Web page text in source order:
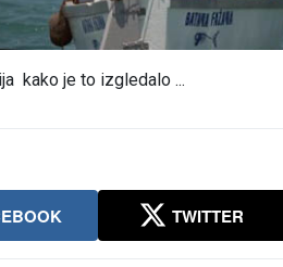
kako je to izgledalo ...
TWITTER